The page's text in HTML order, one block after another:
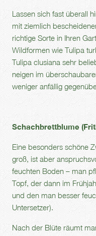
Lassen sich fast überall
mit ziemlich
richtige Sorte in Ihren
Wildformen wie Tulipa
Tulipa clusiana sehr
neigen im
weniger anfällig
Schachbrettblume
Eine besonders schöne
groß, ist aber
feuchten Boden – man
Topf, der dann im
und den man besser
Untersetzer).
Nach der Blüte räumt